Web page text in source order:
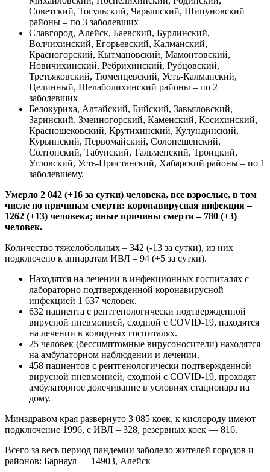
Советский, Тогульский, Чарышский, Шипуновский
районы – по 3 заболевших
Славгород, Алейск, Баевский, Бурлинский,
Волчихинский, Егорьевский, Калманский,
Красногорский, Кытмановский, Мамонтовский,
Новичихинский, Ребрихинский, Рубцовский,
Третьяковский, Тюменцевский, Усть-Калманский,
Целинный, Шелаболихинский районы – по 2
заболевших
Белокуриха, Алтайский, Бийский, Завьяловский,
Заринский, Змеиногорский, Каменский, Косихинский,
Краснощековский, Крутихинский, Кулундинский,
Курьинский, Первомайский, Солонешенский,
Солтонский, Табунский, Тальменский, Троицкий,
Угловский, Усть-Пристанский, Хабарский районы – по 1
заболевшему.
Умерло 2 042 (+16 за сутки) человека, все взрослые, в том
числе по причинам смерти: коронавирусная инфекция –
1262 (+13) человека; иные причины смерти – 780 (+3)
человек.
Количество тяжелобольных – 342 (-13 за сутки), из них
подключено к аппаратам ИВЛ – 94 (+5 за сутки).
Находятся на лечении в инфекционных госпиталях с
лабораторно подтвержденной коронавирусной
инфекцией 1 637 человек.
632 пациента с рентгенологически подтвержденной
вирусной пневмонией, сходной с COVID-19, находятся
на лечении в ковидных госпиталях.
25 человек (бессимптомные вирусоносители) находятся
на амбулаторном наблюдении и лечении.
458 пациентов с рентгенологически подтвержденной
вирусной пневмонией, сходной с COVID-19, проходят
амбулаторное долечивание в условиях стационара на
дому.
Минздравом края развернуто 3 085 коек, к кислороду имеют
подключение 1996, с ИВЛ – 328, резервных коек — 816.
Всего за весь период пандемии заболело жителей городов и
районов: Барнаул — 14903, Алейск —